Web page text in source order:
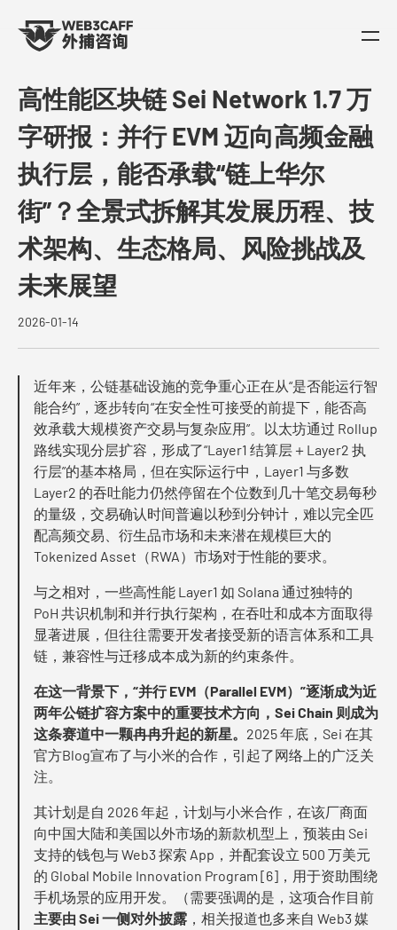
高性能区块链 Sei Network 1.7 万
字研报：并行 EVM 迈向高频金融
执行层，能否承载“链上华尔
街”？全景式拆解其发展历程、技
术架构、生态格局、风险挑战及
未来展望
2026-01-14
近年来，公链基础设施的竞争重心正在从“是否能运行智
能合约”，逐步转向“在安全性可接受的前提下，能否高
效承载大规模资产交易与复杂应用”。以太坊通过 Rollup
路线实现分层扩容，形成了“Layer1 结算层＋Layer2 执
行层”的基本格局，但在实际运行中，Layer1 与多数
Layer2 的吞吐能力仍然停留在个位数到几十笔交易每秒
的量级，交易确认时间普遍以秒到分钟计，难以完全匹
配高频交易、衍生品市场和未来潜在规模巨大的
Tokenized Asset（RWA）市场对于性能的要求。
与之相对，一些高性能 Layer1 如 Solana 通过独特的
PoH 共识机制和并行执行架构，在吞吐和成本方面取得
显著进展，但往往需要开发者接受新的语言体系和工具
链，兼容性与迁移成本成为新的约束条件。
在这一背景下，“并行 EVM（Parallel EVM）”逐渐成为近
两年公链扩容方案中的重要技术方向，Sei Chain 则成为
这条赛道中一颗冉冉升起的新星。 2025 年底，Sei 在其
官方Blog宣布了与小米的合作，引起了网络上的广泛关
注。
其计划是自 2026 年起，计划与小米合作，在该厂商面
向中国大陆和美国以外市场的新款机型上，预装由 Sei
支持的钱包与 Web3 探索 App，并配套设立 500 万美元
的 Global Mobile Innovation Program [6]，用于资助围绕
手机场景的应用开发。（需要强调的是，这项合作目前
主要由 Sei 一侧对外披露 ，相关报道也多来自 Web3 媒